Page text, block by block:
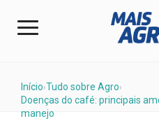
Início›Tudo sobre Agro›
Doenças do café: principais
manejo